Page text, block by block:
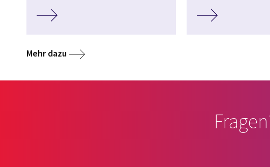
Mehr dazu